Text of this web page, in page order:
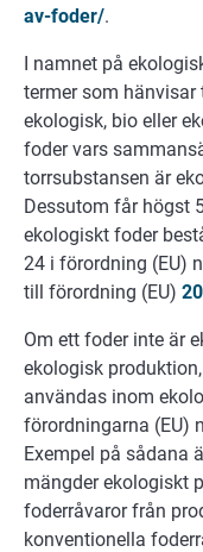
av-foder/.
I namnet på
termer som
ekologisk, bio eller
foder vars
torrsubstansen är
Dessutom får högst
ekologiskt foder
24 i förordning (EU)
till förordning (EU)
Om ett foder inte är
ekologisk
användas inom
förordningarna (EU)
Exempel på sådana
mängder ekologiskt
foderråvaror från
konventionella